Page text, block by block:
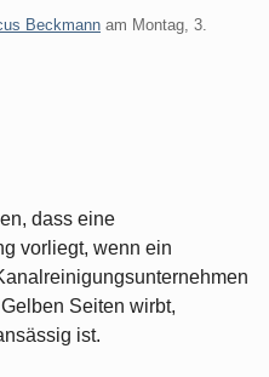
Beckmann am Montag, 3.
dass eine
vorliegt, wenn ein
Seiten wirbt,
ist.